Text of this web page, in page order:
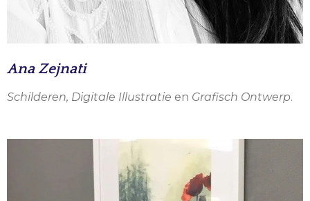
Ana Zejnati
Schilderen, Digitale Illustratie en Grafisch Ontwerp.